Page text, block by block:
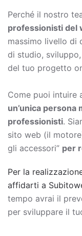
Perché il nostro
professionisti del
massimo livello di
di studio,
del tuo progetto
Come puoi intuire
un’unica persona
professionisti.
sito web (il
gli accessori” per
Per la
affidarti a
tempo avrai il
per sviluppare il